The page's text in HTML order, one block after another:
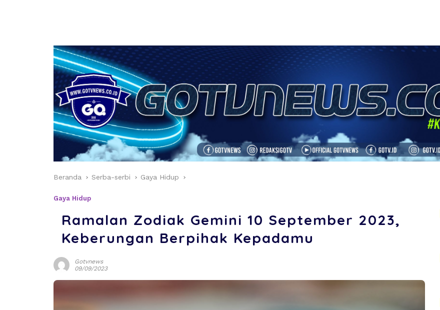
Beranda Serba-serbi Gaya Hidup
Gaya Hidup
Ramalan Zodiak Gemini 10 September 2023,
Keberungan Berpihak Kepadamu
Gotvnews
09/09/2023